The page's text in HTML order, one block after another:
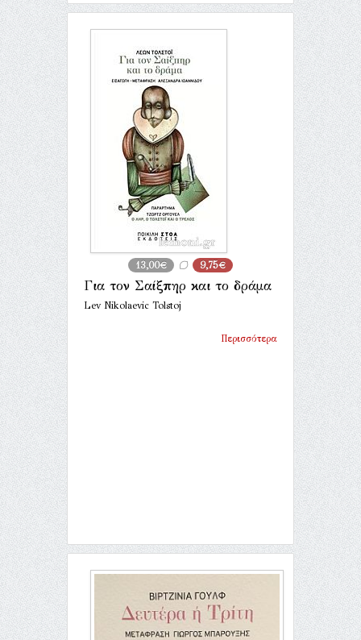
13,00€ 9,75€
Για τον Σαίξπηρ και το δράμα
Lev Nikolaevic Tolstoj
Περισσότερα